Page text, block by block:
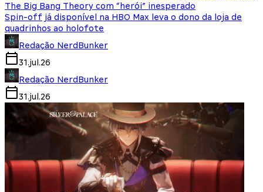
The Big Bang Theory com “herói” inesperado
Spin-off já disponível na HBO Max leva o dono da loja de
quadrinhos ao holofote
Redação NerdBunker
31.jul.26
Redação NerdBunker
31.jul.26